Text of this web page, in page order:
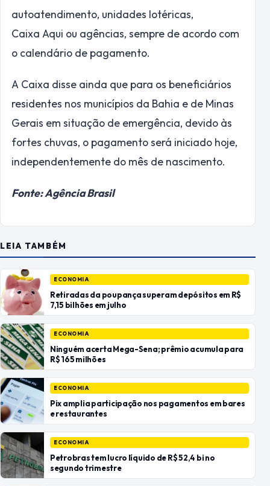
autoatendimento, unidades lotéricas,
Caixa Aqui ou agências, sempre de acordo com
o calendário de pagamento.
A Caixa disse ainda que para os beneficiários
residentes nos municípios da Bahia e de Minas
Gerais em situação de emergência, devido às
fortes chuvas, o pagamento será iniciado hoje,
independentemente do mês de nascimento.
Fonte: Agência Brasil
LEIA TAMBÉM
ECONOMIA
Retiradas da poupança superam depósitos em R$
7,15 bilhões em julho
ECONOMIA
Ninguém acerta Mega-Sena; prêmio acumula para
R$ 165 milhões
ECONOMIA
Pix amplia participação nos pagamentos em bares
e restaurantes
ECONOMIA
Petrobras tem lucro líquido de R$ 52,4 bi no
segundo trimestre